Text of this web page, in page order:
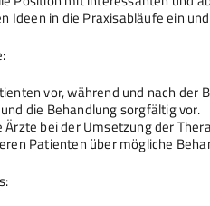
Ideen in die Praxisabläufe ein
vor, während und nach der
die Behandlung sorgfältig vor.
bei der Umsetzung der
Patienten über mögliche